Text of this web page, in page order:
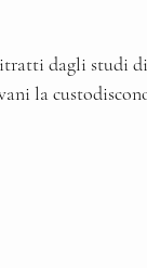
dagli studi
la